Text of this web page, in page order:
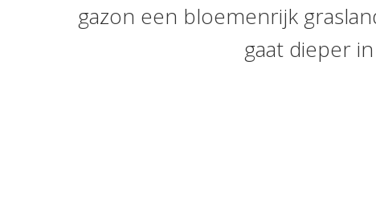
gazon een bloemenrijk
gaat dieper